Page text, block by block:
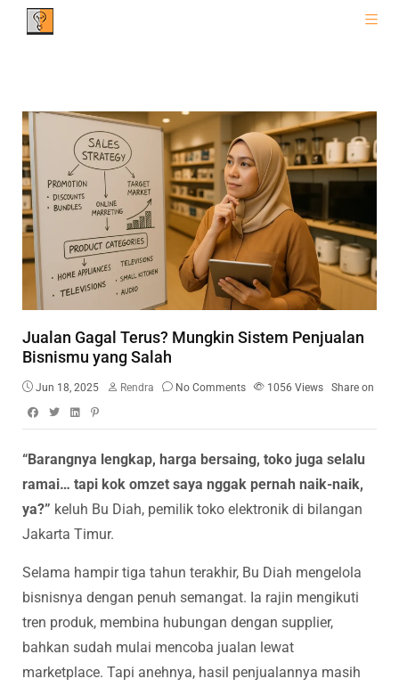
Jualan Gagal Terus? Mungkin Sistem Penjualan
Bisnismu yang Salah
Jun 18, 2025 Rendra No Comments 1056 Views Share on
“Barangnya lengkap, harga bersaing, toko juga selalu
ramai… tapi kok omzet saya nggak pernah naik-naik,
ya?” keluh Bu Diah, pemilik toko elektronik di bilangan
Jakarta Timur.
Selama hampir tiga tahun terakhir, Bu Diah mengelola
bisnisnya dengan penuh semangat. Ia rajin mengikuti
tren produk, membina hubungan dengan supplier,
bahkan sudah mulai mencoba jualan lewat
marketplace. Tapi anehnya, hasil penjualannya masih